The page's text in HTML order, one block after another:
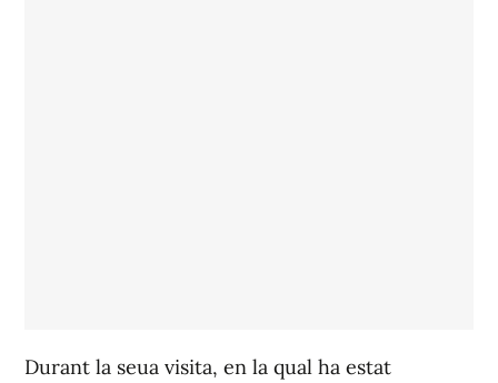
Durant la seua visita, en la qual ha estat